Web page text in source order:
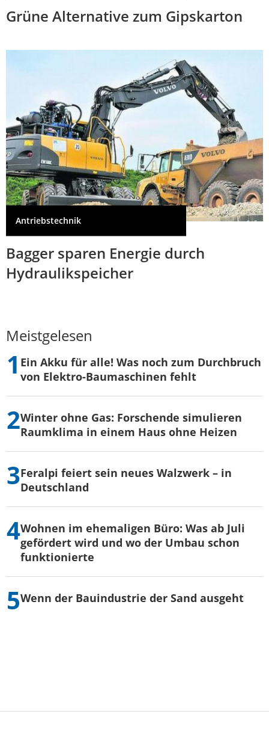
Grüne Alternative zum Gipskarton
Antriebstechnik
Bagger sparen Energie durch
Hydraulikspeicher
Meistgelesen
Ein Akku für alle! Was noch zum Durchbruch
von Elektro-Baumaschinen fehlt
Winter ohne Gas: Forschende simulieren
Raumklima in einem Haus ohne Heizen
Feralpi feiert sein neues Walzwerk – in
Deutschland
Wohnen im ehemaligen Büro: Was ab Juli
gefördert wird und wo der Umbau schon
funktionierte
Wenn der Bauindustrie der Sand ausgeht